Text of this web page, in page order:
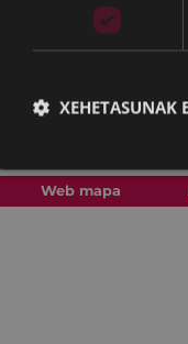
Web mapa
XEHETASUNAK